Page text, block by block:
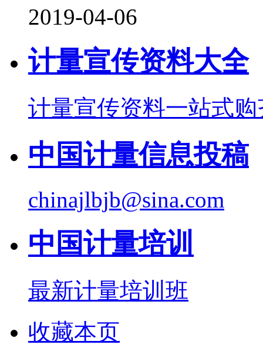
2019-04-06
计量宣传资料大全
计量宣传资料一站式购
中国计量信息投稿
chinajlbjb@sina.com
中国计量培训
最新计量培训班
收藏本页